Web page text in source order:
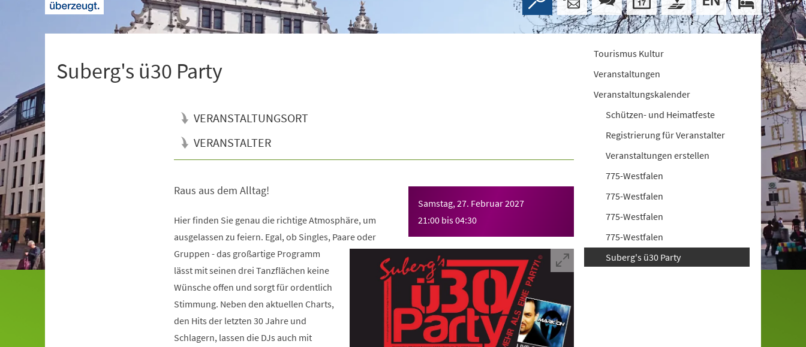
Suberg's ü30 Party
VERANSTALTUNGSORT
VERANSTALTER
Samstag, 27. Februar 2027
21:00 bis04:30
Raus aus dem Alltag!
Hier finden Sie genau die richtige Atmosphäre, um
ausgelassen zu feiern. Egal, ob Singles, Paare oder
Gruppen - das großartige Programm
lässt mit seinen drei Tanzflächen keine
Wünsche offen und sorgt für ordentlich
Stimmung. Neben den aktuellen Charts,
den Hits der letzten 30 Jahre und
Schlagern, lassen die DJs auch mit
Tourismus Kultur
Veranstaltungen
Veranstaltungskalender
Schützen- und Heimatfeste
Registrierung für Veranstalter
Veranstaltungen erstellen
775-Westfalen
775-Westfalen
775-Westfalen
775-Westfalen
Suberg's ü30 Party